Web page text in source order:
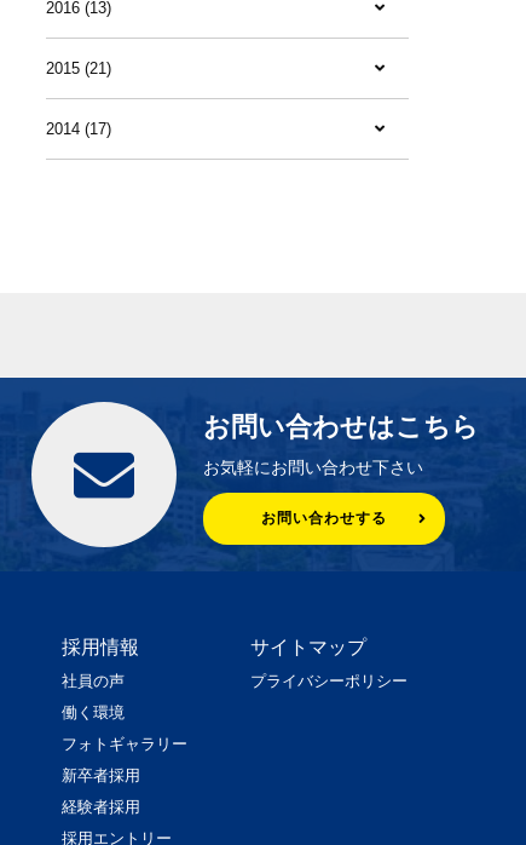
2016 (13)
2015 (21)
2014 (17)
お問い合わせはこちら
お気軽にお問い合わせ下さい
お問い合わせする
採用情報
社員の声
働く環境
フォトギャラリー
新卒者採用
経験者採用
採用エントリー
サイトマップ
プライバシーポリシー